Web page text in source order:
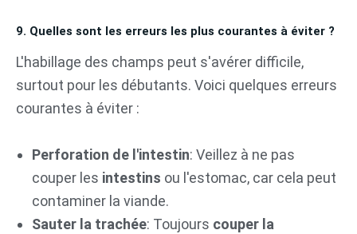
9. Quelles sont les erreurs les plus courantes à éviter ?
L'habillage des champs peut s'avérer difficile,
surtout pour les débutants. Voici quelques erreurs
courantes à éviter :
Perforation de l'intestin: Veillez à ne pas
couper les intestins ou l'estomac, car cela peut
contaminer la viande.
Sauter la trachée: Toujours couper la